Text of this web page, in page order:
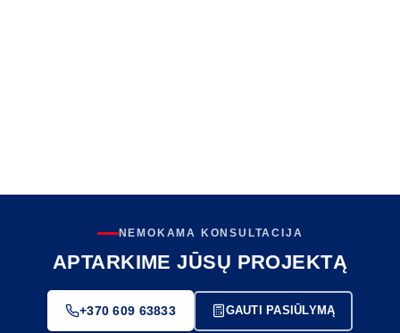
NEMOKAMA KONSULTACIJA
APTARKIME JŪSŲ PROJEKTĄ
+370 609 63833 GAUTI PASIŪLYMĄ